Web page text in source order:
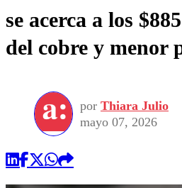
se acerca a los
del cobre y menor
por Thiara Julio
mayo 07, 2026